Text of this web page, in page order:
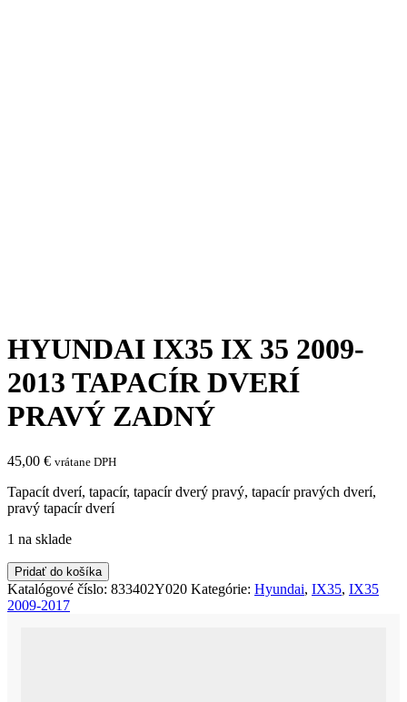
HYUNDAI IX35 IX 35 2009-
2013 TAPACÍR DVERÍ
PRAVÝ ZADNÝ
45,00 € vrátane DPH
Tapacít dverí, tapacír, tapacír dverý pravý, tapacír pravých dverí,
pravý tapacír dverí
1 na sklade
množstvo
HYUNDAI
IX35
Pridať do košíka
Katalógové číslo: 833402Y020 Kategórie: Hyundai, IX35, IX35
2009-2017